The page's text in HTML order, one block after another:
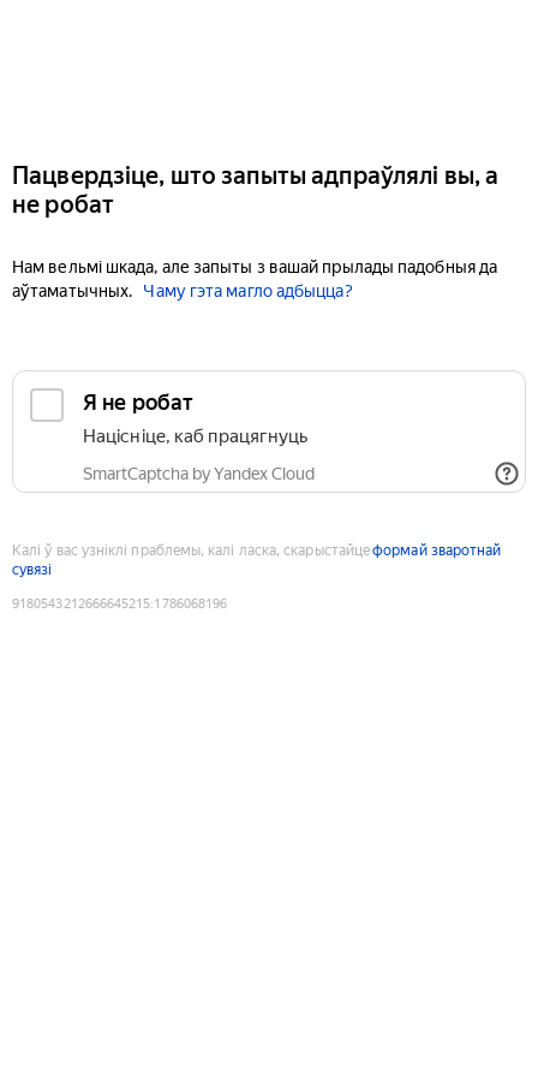
Пацвердзіце, што запыты адпраўлялі вы, а
не робат
Нам вельмі шкада, але запыты з вашай прылады падобныя да
аўтаматычных.
Чаму гэта магло адбыцца?
Я не робат
Націсніце, каб працягнуць
SmartCaptcha by Yandex Cloud
Калі ў вас узніклі праблемы, калі ласка, скарыстайцеформай зваротнай
сувязі
9180543212666645215:1786068196